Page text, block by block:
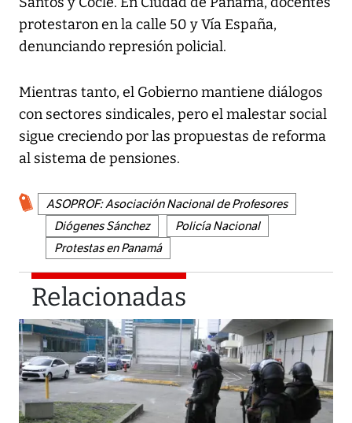
protestaron en la calle 50 y Vía España,
denunciando represión policial.
Mientras tanto, el Gobierno mantiene diálogos
con sectores sindicales, pero el malestar social
sigue creciendo por las propuestas de reforma
al sistema de pensiones.
ASOPROF: Asociación Nacional de Profesores
Diógenes Sánchez
Policía Nacional
Protestas en Panamá
Relacionadas